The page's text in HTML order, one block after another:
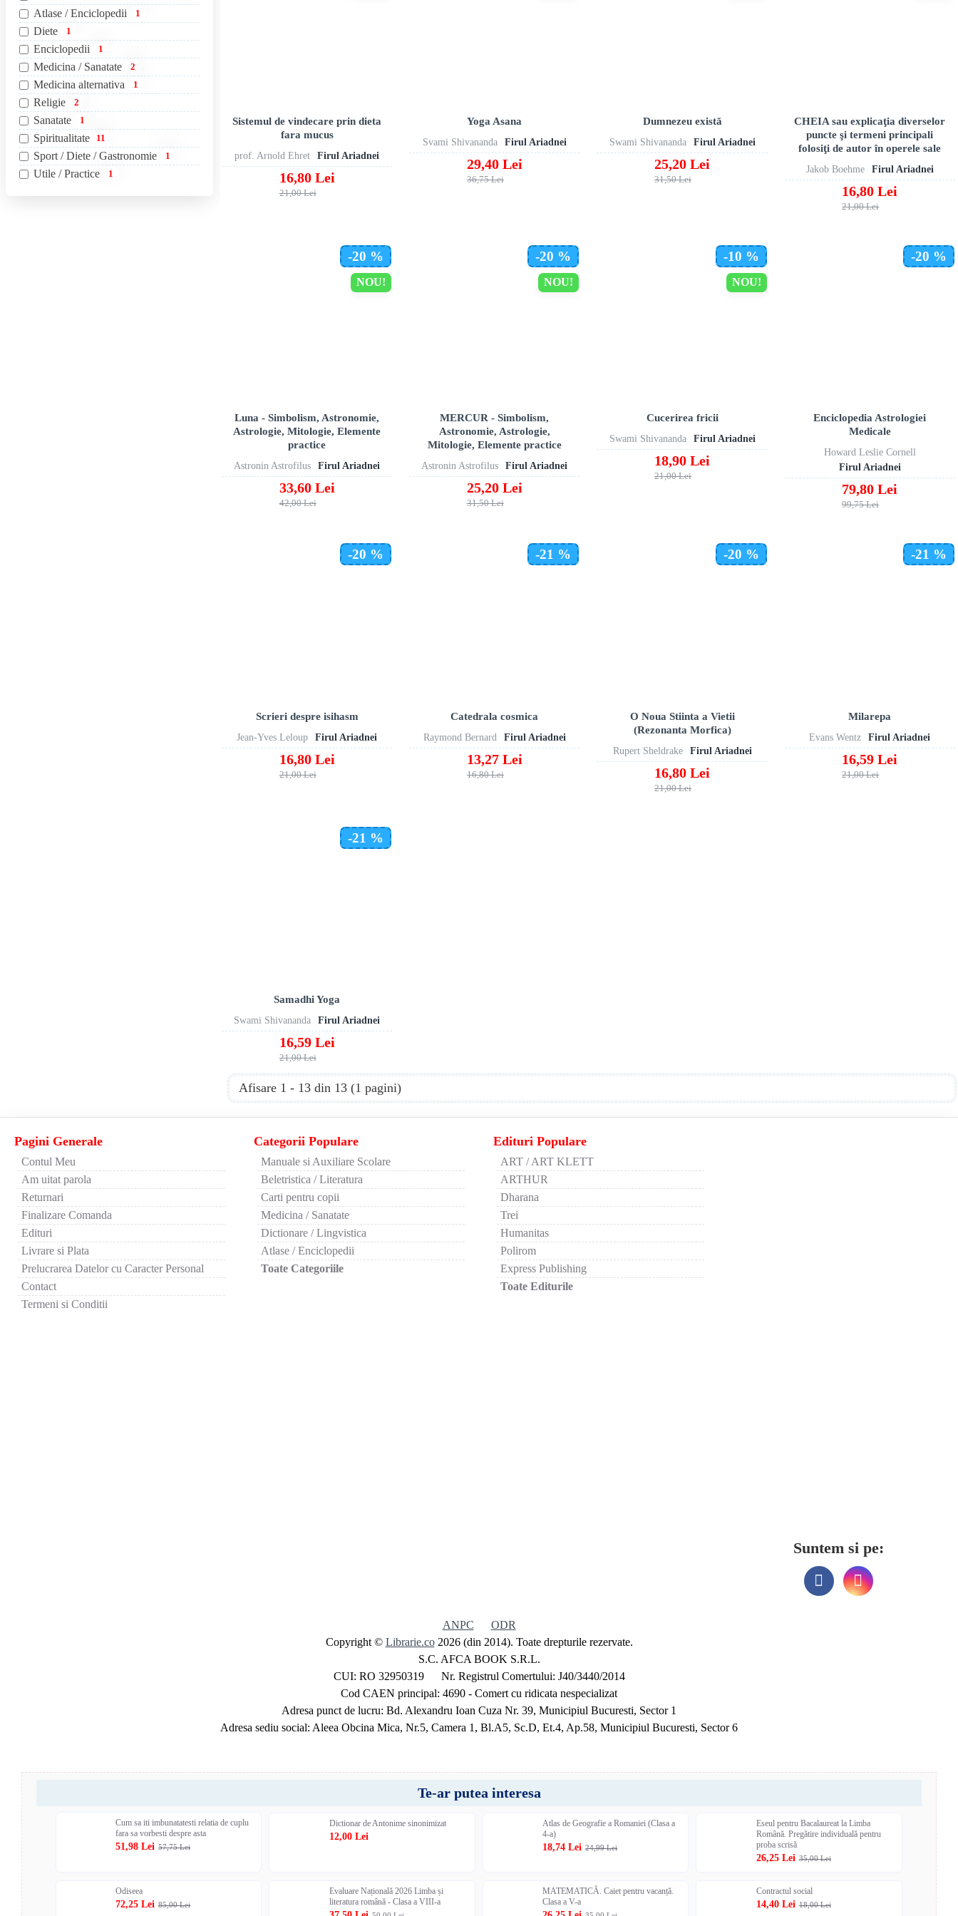
Atlase / Enciclopedii 1
Diete 1
Enciclopedii 1
Medicina / Sanatate 2
Medicina alternativa 1
Religie 2
Sanatate 1
Spiritualitate 11
Sport / Diete / Gastronomie 1
Utile / Practice 1
prof. Arnold Ehret Firul Ariadnei
Sistemul de vindecare prin dieta
fara mucus
16,80 Lei
21,00 Lei
Svami Shivananda Firul Ariadnei
Yoga Asana
29,40 Lei
36,75 Lei
Swami Shivananda Firul Ariadnei
Dumnezeu există
25,20 Lei
31,50 Lei
Jakob Boehme Firul Ariadnei
CHEIA sau explicaţia diverselor
puncte şi termeni principali
folosiţi de autor în operele sale
16,80 Lei
21,00 Lei
NOU!
-20 %
Astronin Astrofilus Firul Ariadnei
Luna - Simbolism, Astronomie,
Astrologie, Mitologie, Elemente
practice
33,60 Lei
42,00 Lei
NOU!
-20 %
Astronin Astrofilus Firul Ariadnei
MERCUR - Simbolism,
Astronomie, Astrologie,
Mitologie, Elemente practice
25,20 Lei
31,50 Lei
NOU!
-10 %
Swami Shivananda Firul Ariadnei
Cucerirea fricii
18,90 Lei
21,00 Lei
-20 %
Howard Leslie Cornell
Firul Ariadnei
Enciclopedia Astrologiei
Medicale
79,80 Lei
99,75 Lei
-20 %
Jean-Yves Leloup Firul Ariadnei
Scrieri despre isihasm
16,80 Lei
21,00 Lei
-21 %
Raymond Bernard Firul Ariadnei
Catedrala cosmica
13,27 Lei
16,80 Lei
-20 %
Rupert Sheldrake Firul Ariadnei
O Noua Stiinta a Vietii
(Rezonanta Morfica)
16,80 Lei
21,00 Lei
-21 %
Evans Wentz Firul Ariadnei
Milarepa
16,59 Lei
21,00 Lei
-21 %
Swami Shivananda Firul Ariadnei
Samadhi Yoga
16,59 Lei
21,00 Lei
Afisare 1 - 13 din 13 (1 pagini)
Pagini Generale
Contul Meu
Am uitat parola
Returnari
Finalizare Comanda
Edituri
Livrare si Plata
Prelucrarea Datelor cu Caracter Personal
Contact
Termeni si Conditii
Categorii Populare
Manuale si Auxiliare Scolare
Beletristica / Literatura
Carti pentru copii
Medicina / Sanatate
Dictionare / Lingvistica
Atlase / Enciclopedii
Toate Categoriile
Edituri Populare
ART / ART KLETT
ARTHUR
Dharana
Trei
Humanitas
Polirom
Express Publishing
Toate Editurile
Suntem si pe:
ANPC
ODR
Copyright © Librarie.co 2026 (din 2014). Toate drepturile rezervate.
S.C. AFCA BOOK S.R.L.
CUI: RO 32950319 Nr. Registrul Comertului: J40/3440/2014
Cod CAEN principal: 4690 - Comert cu ridicata nespecializat
Adresa punct de lucru: Bd. Alexandru Ioan Cuza Nr. 39, Municipiul Bucuresti, Sector 1
Adresa sediu social: Aleea Obcina Mica, Nr.5, Camera 1, Bl.A5, Sc.D, Et.4, Ap.58, Municipiul Bucuresti, Sector 6
Te-ar putea interesa
Cum sa iti imbunatatesti relatia de cuplu
fara sa vorbesti despre asta
51,98 Lei 57,75 Lei
Dictionar de Antonime sinonimizat
12,00 Lei
Atlas de Geografie a Romaniei (Clasa a
4-a)
18,74 Lei 24,99 Lei
Eseul pentru Bacalaureat la Limba
Română. Pregătire individuală pentru
proba scrisă
26,25 Lei 35,00 Lei
Odiseea
72,25 Lei 85,00 Lei
Evaluare Națională 2026 Limba și
literatura română - Clasa a VIII-a
MATEMATICĂ. Caiet pentru vacanță.
Clasa a V-a
Contractul social
14,40 Lei 18,00 Lei